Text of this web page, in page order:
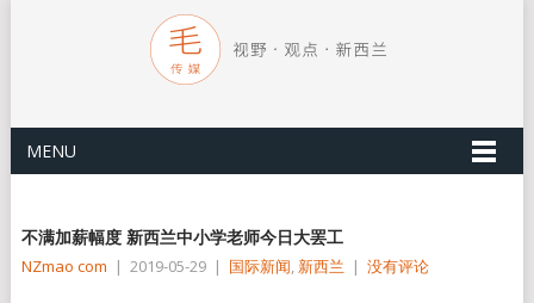
MENU
不满加薪幅度 新西兰中小学老师今日大罢工
NZmao com | 2019-05-29 | 国际新闻, 新西兰 | 没有评论